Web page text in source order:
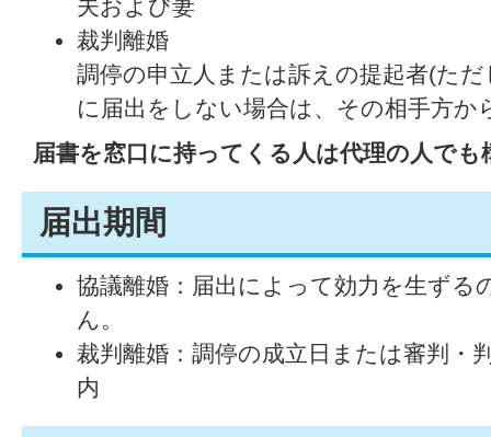
夫および妻
裁判離婚
調停の申立人または訴えの提起者(た
に届出をしない場合は、その相手方か
届書を窓口に持ってくる人は代理の人でも
届出期間
協議離婚：届出によって効力を生ずる
ん。
裁判離婚：調停の成立日または審判・
内